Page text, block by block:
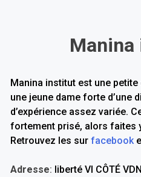
Manina institut est une
une jeune dame forte d’une
d’expérience assez variée.
fortement prisé, alors faites
Retrouvez les sur facebook
Adresse: liberté VI CÔTÉ